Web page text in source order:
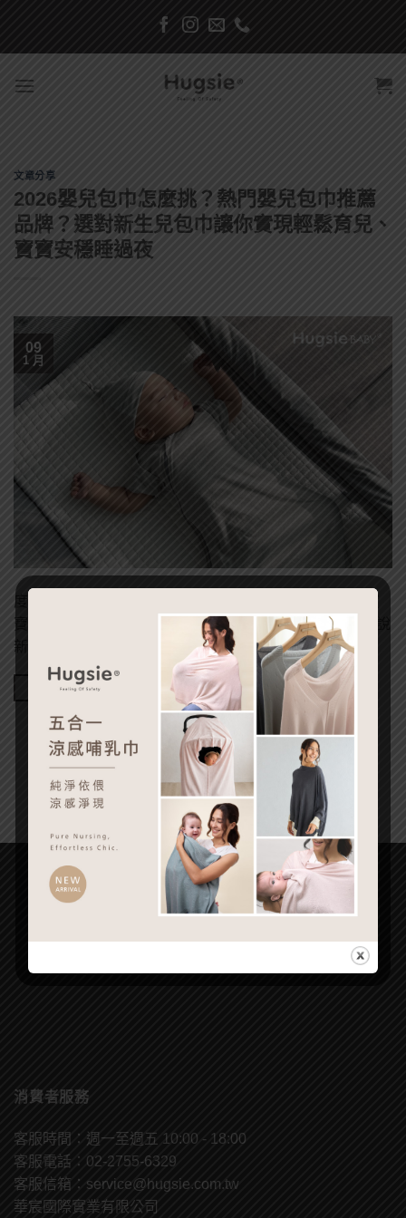
content
文章分享
2026嬰兒包巾怎麼挑？熱門嬰兒包巾推薦
品牌？選對新生兒包巾讓你實現輕鬆育兒、
寶寶安穩睡過夜
09
1 月
度過漫長的懷孕與生產的階段，終於跟寶寶見面了！ 但寶
寶的睡眠，一直都是媽咪、爸爸們最棘手的問題之一，總說
新生兒 […]
Continue reading
消費者服務
客服時間：週一至週五 10:00 - 18:00
客服電話：02-2755-6329
客服信箱： service@hugsie.com.tw
華宸國際實業有限公司